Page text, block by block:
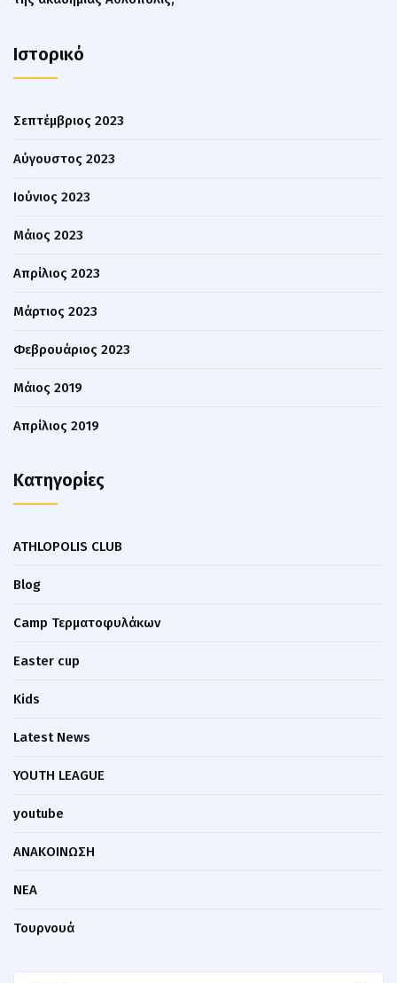
Ιστορικό
Σεπτέμβριος 2023
Αύγουστος 2023
Ιούνιος 2023
Μάιος 2023
Απρίλιος 2023
Μάρτιος 2023
Φεβρουάριος 2023
Μάιος 2019
Απρίλιος 2019
Kατηγορίες
ATHLOPOLIS CLUB
Blog
Camp Τερματοφυλάκων
Easter cup
Kids
Latest News
YOUTH LEAGUE
youtube
ΑΝΑΚΟΙΝΩΣΗ
ΝΕΑ
Τουρνουά